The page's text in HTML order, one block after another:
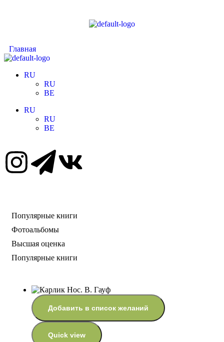
Главная
RU
RU
BE
RU
RU
BE
Популярные книги
Фотоальбомы
Высшая оценка
Популярные книги
Добавить в список желаний
Quick view